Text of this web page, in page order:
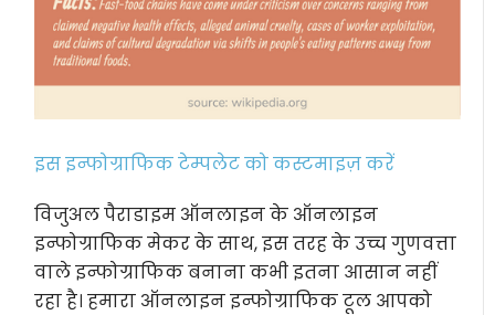
इस इन्फोग्राफिक टेम्पलेट को कस्टमाइज़ करें
विजुअल पैराडाइम ऑनलाइन के ऑनलाइन
इन्फोग्राफिक मेकर के साथ, इस तरह के उच्च गुणवत्ता
वाले इन्फोग्राफिक बनाना कभी इतना आसान नहीं
रहा है। हमारा ऑनलाइन इन्फोग्राफिक टूल आपको